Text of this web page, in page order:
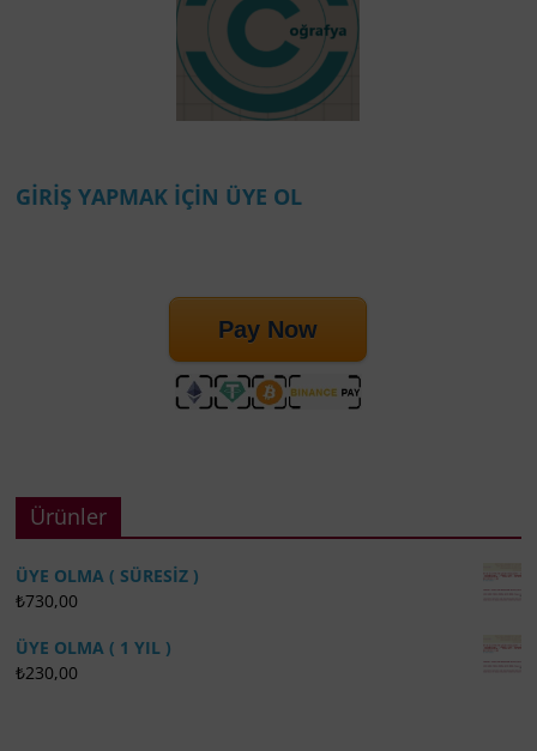
GİRİŞ YAPMAK İÇİN ÜYE OL
Pay Now
Ürünler
ÜYE OLMA ( SÜRESİZ )
₺730,00
ÜYE OLMA ( 1 YIL )
₺230,00